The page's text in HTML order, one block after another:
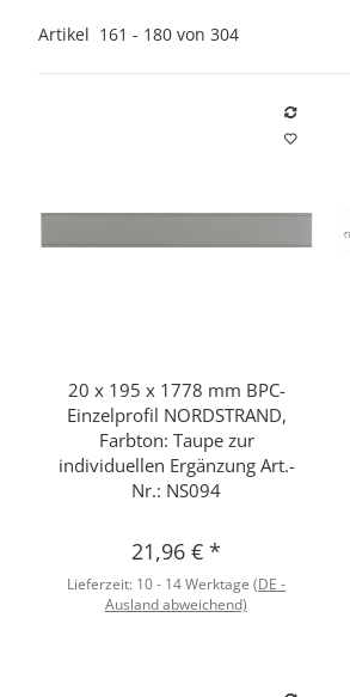
Artikel 161 - 180 von 304
Schnellkauf
20 x 195 x 1778 mm BPC-
Einzelprofil NORDSTRAND,
Farbton: Taupe zur
individuellen Ergänzung Art.-
Nr.: NS094
21,96 €*
Lieferzeit: 10 - 14 Werktage(DE -
Ausland abweichend)